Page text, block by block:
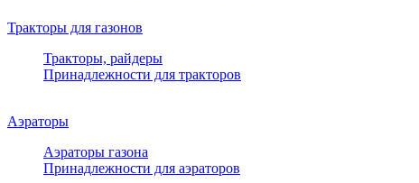
Тракторы для газонов
Тракторы, райдеры
Принадлежности для тракторов
Аэраторы
Аэраторы газона
Принадлежности для аэраторов